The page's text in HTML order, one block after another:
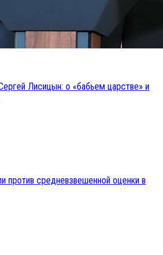
Лисицын: о «бабьем царстве» и
против средневзвешенной оценки в